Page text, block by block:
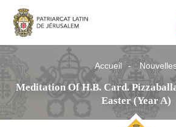
Accueil
Meditation Of H.B. Card.
Easter (Year A)